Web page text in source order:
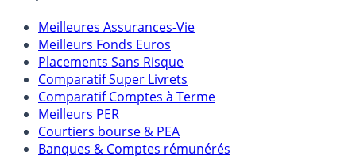
Comparatifs
Meilleures Assurances-Vie
Meilleurs Fonds Euros
Placements Sans Risque
Comparatif Super Livrets
Comparatif Comptes à Terme
Meilleurs PER